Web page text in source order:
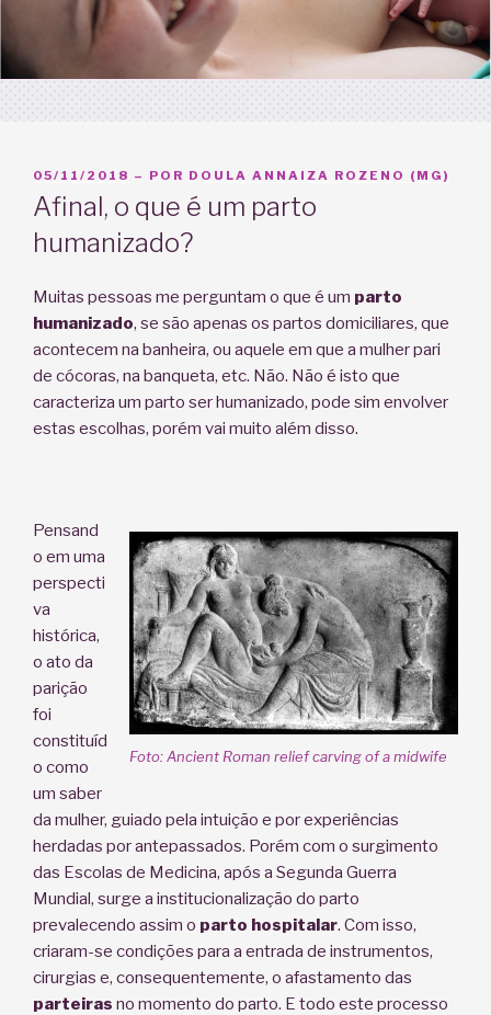
PUBLICADO
EM
05/11/2018 – POR DOULA ANNAIZA ROZENO (MG)
Afinal, o que é um parto
humanizado?
Muitas pessoas me perguntam o que é um parto
humanizado, se são apenas os partos domiciliares, que
acontecem na banheira, ou aquele em que a mulher pari
de cócoras, na banqueta, etc. Não. Não é isto que
caracteriza um parto ser humanizado, pode sim envolver
estas escolhas, porém vai muito além disso.
Foto: Ancient Roman relief carving of a midwife
Pensand
o em uma
perspecti
va
histórica,
o ato da
parição
foi
constituíd
o como
um saber
da mulher, guiado pela intuição e por experiências
herdadas por antepassados. Porém com o surgimento
das Escolas de Medicina, após a Segunda Guerra
Mundial, surge a institucionalização do parto
prevalecendo assim o parto hospitalar. Com isso,
criaram-se condições para a entrada de instrumentos,
cirurgias e, consequentemente, o afastamento das
parteiras no momento do parto. E todo este processo